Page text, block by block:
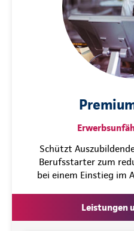
Schützt
Berufsstarter zum
bei einem Einstieg im
Leistungen